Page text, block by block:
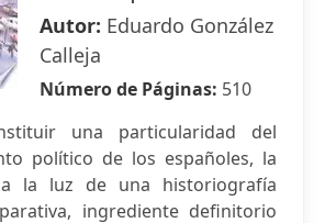
Autor: Eduardo González
Calleja
Número de Páginas: 510
una particularidad del
político de los españoles, la
la luz de una historiografía
ingrediente definitorio